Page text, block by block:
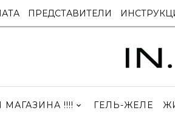
ПРЕДСТАВИТЕЛИ
!!!! ГЕЛЬ-ЖЕЛЕ